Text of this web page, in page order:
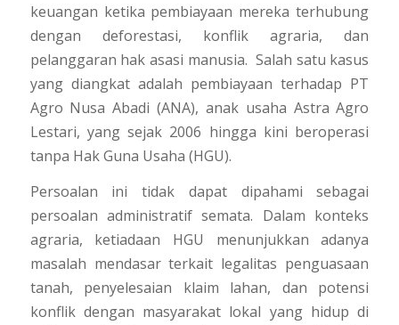
keuangan ketika pembiayaan mereka terhubung
dengan deforestasi, konflik agraria, dan
pelanggaran hak asasi manusia. Salah satu kasus
yang diangkat adalah pembiayaan terhadap PT
Agro Nusa Abadi (ANA), anak usaha Astra Agro
Lestari, yang sejak 2006 hingga kini beroperasi
tanpa Hak Guna Usaha (HGU).
Persoalan ini tidak dapat dipahami sebagai
persoalan administratif semata. Dalam konteks
agraria, ketiadaan HGU menunjukkan adanya
masalah mendasar terkait legalitas penguasaan
tanah, penyelesaian klaim lahan, dan potensi
konflik dengan masyarakat lokal yang hidup di